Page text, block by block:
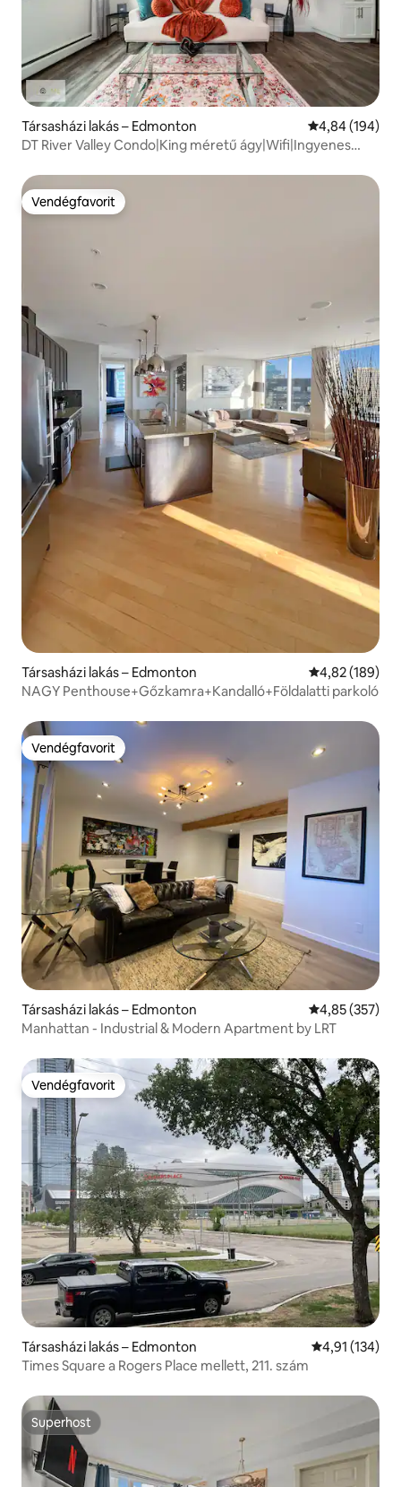
Társasházi lakás – Edmonton Átlagos
4,84 (194)
DT River Valley Condo|King méretű ágy|Wifi|Ingyenes
Vendégfavorit
Vendégfavorit
Társasházi lakás – Edmonton Átlagos
4,82 (189)
NAGY Penthouse+Gőzkamra+Kandalló+Földalatti parkoló
Vendégfavorit
Vendégfavorit
Társasházi lakás – Edmonton Átlagos
4,85 (357)
Manhattan - Industrial & Modern Apartment by LRT
Vendégfavorit
Vendégfavorit
Társasházi lakás – Edmonton Átlagos
4,91 (134)
Times Square a Rogers Place mellett, 211. szám
Superhost
Superhost